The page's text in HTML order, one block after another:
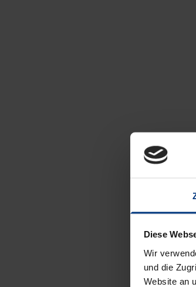
Diese
Wir
und die
Website an